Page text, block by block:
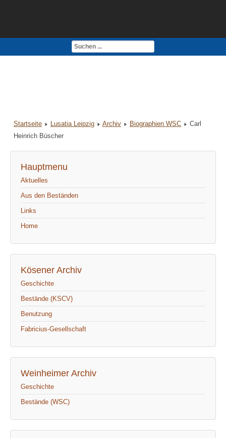
Impressum
Startseite Lusatia Leipzig Archiv Biographien WSC
Carl
Heinrich Büscher
Hauptmenu
Aktuelles
Aus den Beständen
Links
Home
Kösener Archiv
Geschichte
Bestände (KSCV)
Benutzung
Fabricius-Gesellschaft
Weinheimer Archiv
Geschichte
Bestände (WSC)